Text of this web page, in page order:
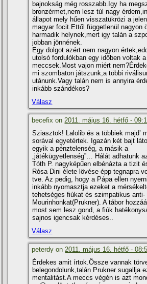
bajnokság még rosszabb.Igy ha
bronzérmet,nem lesz túl nagy
állapot mely hűen visszatükrözi a
magyar focit.Ettől függetlenül nagyon
harmadik helynek,mert igy talán a
jobban jönnének.
Egy dolgot azért nem nagyon
utolsó fordulókban egy időben voltak a
meccsek.Most vajon miért
mi szombaton játszunk,a többi
utánunk.Vagy talán nem is annyira
inkább szándékos?
Válasz
becefix on2011. május 16. hétfő -
Sziasztok! Lalolib és a többiek majd’
sorával egyetértek. Igazán két bajt
egyik a pénztelenség, a másik a
„játékügyetlenség”… Hálát adhatunk
Tóth P. nagyképűen elbénázta a tizit
Rósa Dini élete lövése épp tegnapra
tve. Az pedig, hogy a Pápa ellen
inkább nyomasztja ezeket a
tehetséges fiúkat és szimpatikus anti-
Mourinhonkat(Prukner). A tábor
most sem lesz gond, a fiúk
sajnos igencsak kérdéses..
Válasz
peterdy on2011. május 16. hétfő -
Érdekes amit í­rtok.Össze vannak
belegondolunk,talán Prukner sugallja
mentalitást.A meccs végén is azt